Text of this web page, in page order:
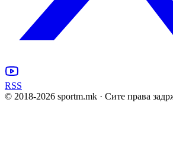
RSS
© 2018-2026 sportm.mk · Сите права